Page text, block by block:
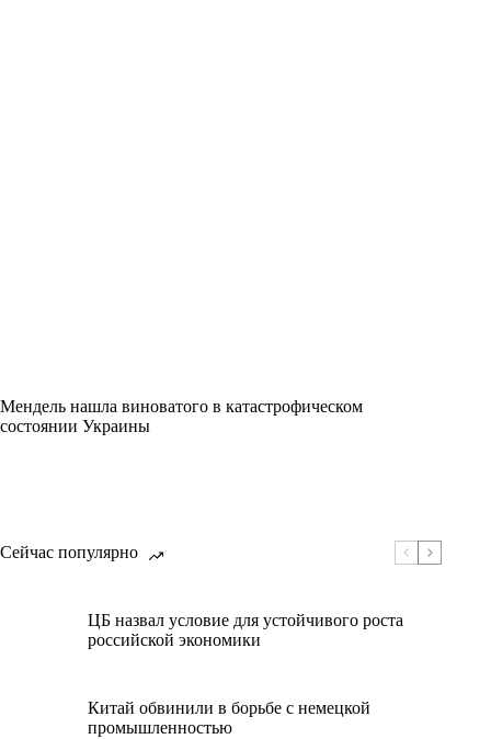
Мендель нашла виноватого в катастрофическом
состоянии Украины
Сейчас популярно
ЦБ назвал условие для устойчивого роста
российской экономики
Китай обвинили в борьбе с немецкой
промышленностью